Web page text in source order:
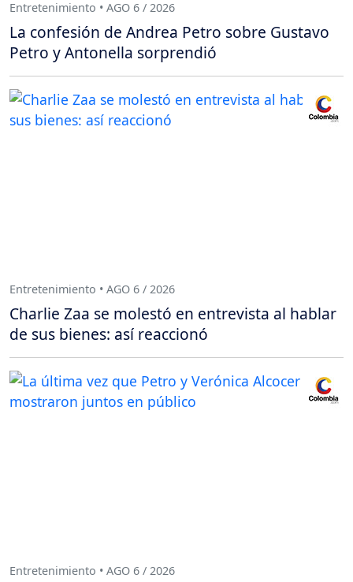
Entretenimiento • AGO 6 / 2026
La confesión de Andrea Petro sobre Gustavo
Petro y Antonella sorprendió
Entretenimiento • AGO 6 / 2026
Charlie Zaa se molestó en entrevista al hablar
de sus bienes: así reaccionó
Entretenimiento • AGO 6 / 2026